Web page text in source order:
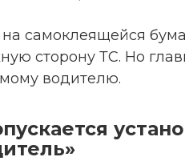
самоклеящейся
сторону ТС. Но
водителю.